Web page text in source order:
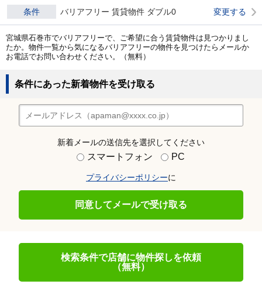
条件 バリアフリー 賃貸物件 ダブル0 変更する
宮城県石巻市でバリアフリーで、ご希望に合う賃貸物件は見つかりまし
たか。物件一覧から気になるバリアフリーの物件を見つけたらメールか
お電話でお問い合わせください。（無料）
条件にあった新着物件を受け取る
新着メールの送信先を選択してください
スマートフォン PC
プライバシーポリシーに
同意してメールで受け取る
検索条件で店舗に物件探しを依頼
（無料）